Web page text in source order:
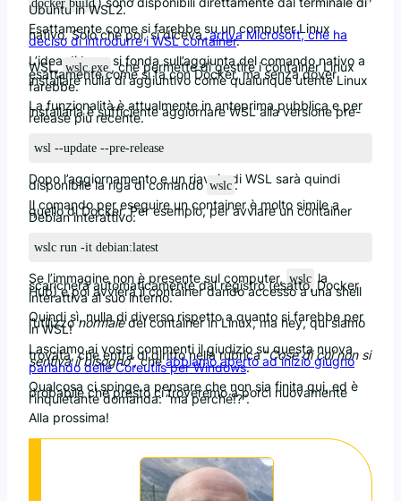
docker build
Ubuntu in WSL2.
Esattamente come si farebbe su un computer Linux
nativo. Solo che poi, si diceva,arriva Microsoft, che ha
deciso di introdurre i WSL container.
L’idea di base si fonda sull’aggiunta del comando nativo a
WSL, wslc.exe , che permette di gestire i container Linux
esattamente come si fa con Docker, ma senza dover
installare nulla di aggiuntivo come qualunque utente Linux
farebbe.
La funzionalità è attualmente in anteprima pubblica e per
installarla è sufficiente aggiornare WSL alla versione pre-
release più recente.
wsl --update --pre-release
Dopo l’aggiornamento e un riavvio di WSL sarà quindi
disponibile la riga di comandowslc.
Il comando per eseguire un container è molto simile a
quello di Docker. Per esempio, per avviare un container
Debian interattivo:
wslc run -it debian:latest
Se l’immagine non è presente sul computer, wslc la
scaricherà automaticamente dal registro (esatto, Docker
Hub) e poi avvierà il container dando accesso a una shell
interattiva al suo interno.
Quindi sì, nulla di diverso rispetto a quanto si farebbe per
l’utilizzonormaledei container in Linux, ma hey, qui siamo
in WSL!
Lasciamo ai vostri commenti il giudizio su questa nuova
trovata, che entra di diritto nella rubrica “Cose di cui non si
sentiva il bisogno“, cheabbiamo aperto ad inizio giugno
parlando delle Coreutils per Windows.
Qualcosa ci spinge a pensare che non sia finita qui, ed è
probabile che presto ci troveremo a porci nuovamente
l’inquietante domanda: “ma perché!?”.
Alla prossima!